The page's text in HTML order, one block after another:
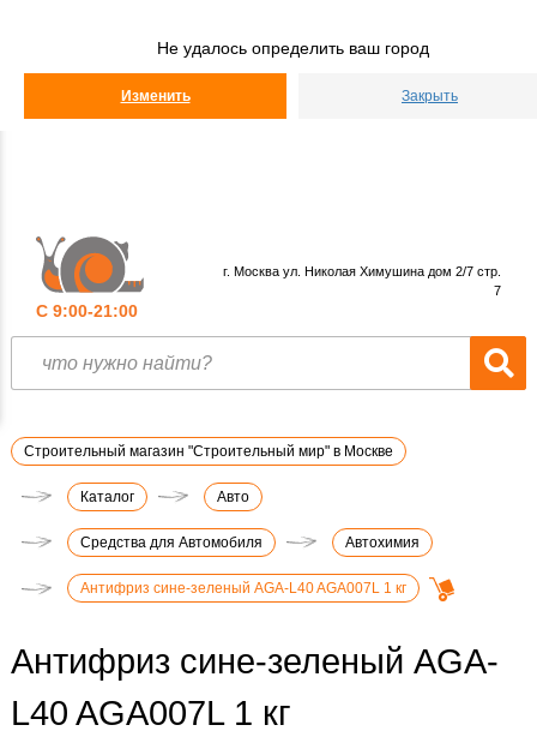
Не удалось определить ваш город
Изменить Закрыть
С 9:00-21:00
г. Москва ул. Николая Химушина дом 2/7 стр.
7
Строительный магазин "Строительный мир" в Москве
Каталог Авто
Средства для Автомобиля Автохимия
Антифриз сине-зеленый AGA-L40 AGA007L 1 кг
Антифриз сине-зеленый AGA-
L40 AGA007L 1 кг